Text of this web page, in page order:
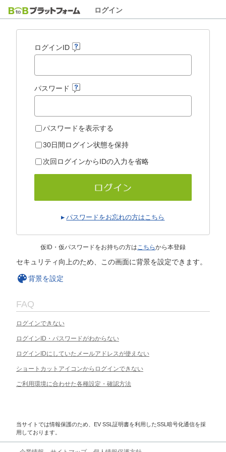
ログイン
ログインID
パスワード
パスワードを表示する
30日間ログイン状態を保持
次回ログインからIDの入力を省略
パスワードをお忘れの方はこちら
仮ID・仮パスワードをお持ちの方はこちらから本登録
セキュリティ向上のため、この画面に背景を設定できます。
背景を設定
FAQ
ログインできない
ログインID・パスワードがわからない
ログインIDにしていたメールアドレスが使えない
ショートカットアイコンからログインできない
ご利用環境に合わせた各種設定・確認方法
当サイトでは情報保護のため、EV SSL証明書を利用したSSL暗号化通信を採
用しております。